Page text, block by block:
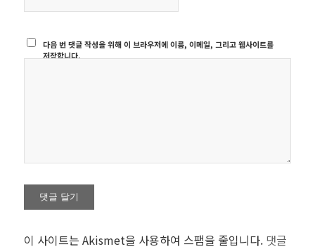
다음 번 댓글 작성을 위해 이 브라우저에 이름, 이메일, 그리고 웹사이트를
저장합니다.
이 사이트는 Akismet을 사용하여 스팸을 줄입니다. 댓글